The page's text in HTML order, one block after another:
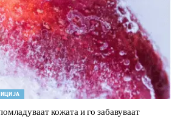
кожата и го забавуваат